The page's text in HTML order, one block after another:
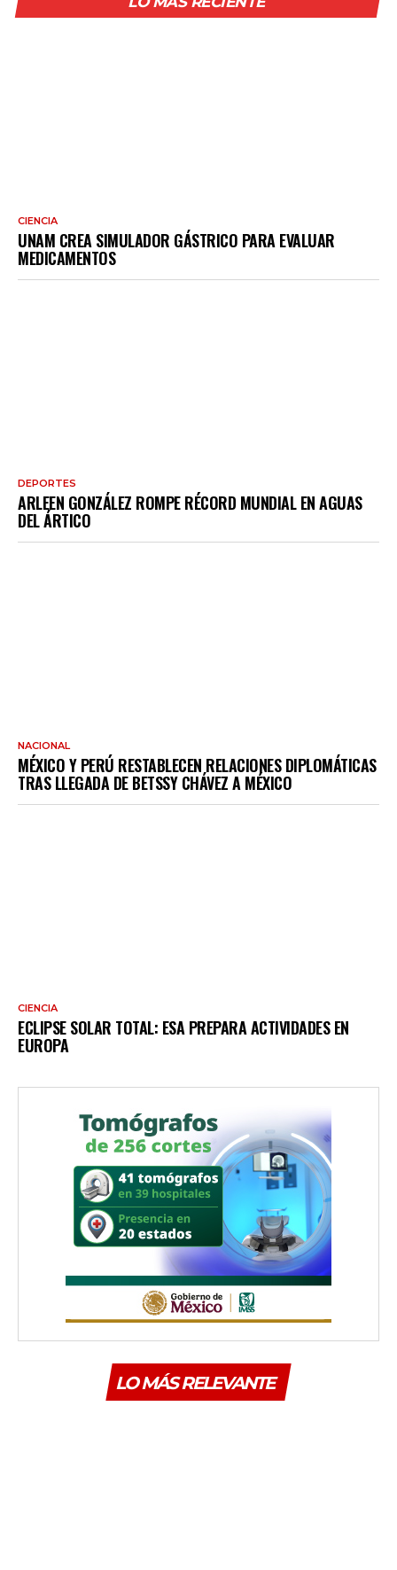
CIENCIA
UNAM CREA SIMULADOR GÁSTRICO PARA EVALUAR
MEDICAMENTOS
DEPORTES
ARLEEN GONZÁLEZ ROMPE RÉCORD MUNDIAL EN AGUAS
DEL ÁRTICO
NACIONAL
MÉXICO Y PERÚ RESTABLECEN RELACIONES DIPLOMÁTICAS
TRAS LLEGADA DE BETSSY CHÁVEZ A MÉXICO
CIENCIA
ECLIPSE SOLAR TOTAL: ESA PREPARA ACTIVIDADES EN
EUROPA
LO MÁS RELEVANTE